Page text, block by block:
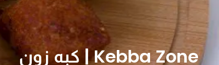
Kebba Zone | كبه زون